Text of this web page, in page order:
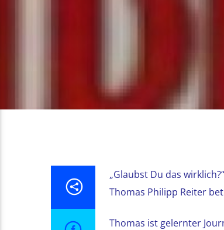
„Glaubst Du das
Thomas Philipp Reiter
Thomas ist gelernter